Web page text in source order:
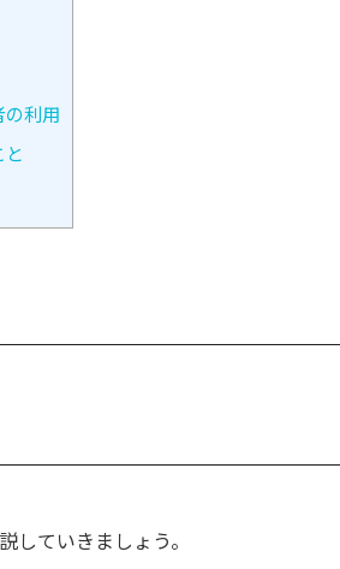
の利用
と
していきましょう。